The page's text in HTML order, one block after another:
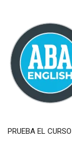
PRUEBA EL